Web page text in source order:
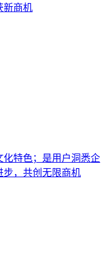
新商机
特色；是用户洞悉企
步，共创无限商机